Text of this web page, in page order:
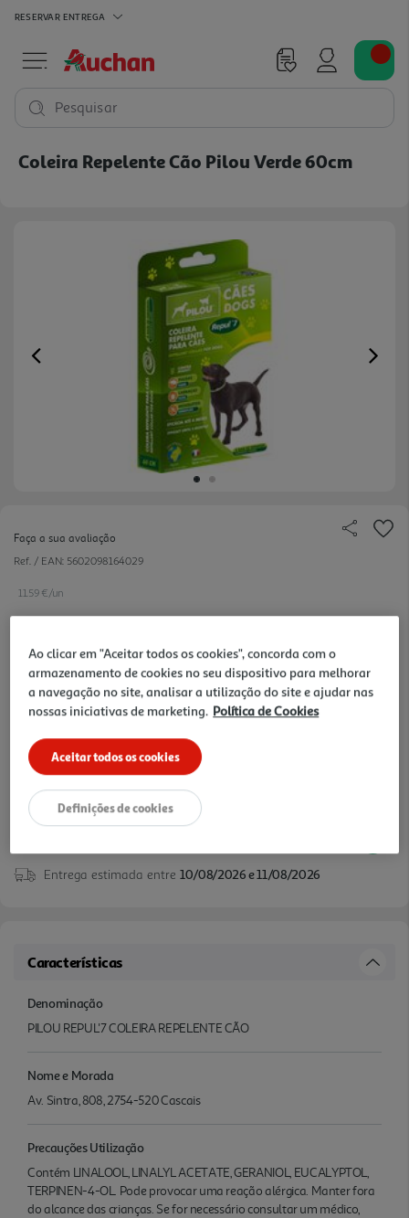
RESERVAR ENTREGA
Pesquisar
Coleira Repelente Cão Pilou Verde 60cm
Previous
Faça a sua avaliação
Ref. / EAN: 5602098164029
11.59 €/un
11,59 €
Notas de preparação
Entrega estimada entre 10/08/2026 e 11/08/2026
Características
Denominação
PILOU REPUL'7 COLEIRA REPELENTE CÃO
Nome e Morada
Av. Sintra, 808, 2754-520 Cascais
Precauções Utilização
Contém LINALOOL, LINALYL ACETATE, GERANIOL, EUCALYPTOL,
TERPINEN-4-OL. Pode provocar uma reação alérgica. Manter fora
do alcance das crianças. Se for necessário consultar um médico,
Ao clicar em "Aceitar todos os cookies", concorda com o
armazenamento de cookies no seu dispositivo para melhorar
a navegação no site, analisar a utilização do site e ajudar nas
nossas iniciativas de marketing. Política de Cookies
Aceitar todos os cookies
Definições de cookies